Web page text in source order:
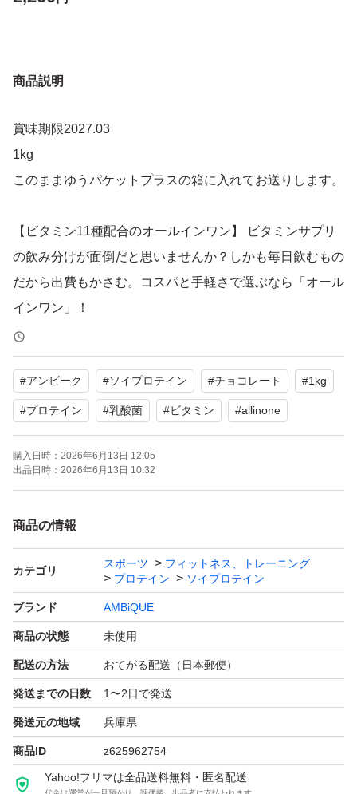
商品説明
賞味期限2027.03
1kg
このままゆうパケットプラスの箱に入れてお送りします。
【ビタミン11種配合のオールインワン】 ビタミンサプリ
の飲み分けが面倒だと思いませんか？しかも毎日飲むもの
だから出費もかさむ。コスパと手軽さで選ぶなら「オール
インワン」！
【追及された溶けやすさ】 シェイカー(別売り)の使用でよ
り溶けやすく！混ぜても泡立ちにくく滑らかな口当たり。
ダマにならないような独自配合で、最後まで”ゴクゴク”お
召し上がりいただけます。
【こんな人におすすめ】 ソイプロテイン100％使用で、程
よい筋肉で引き締まったカラダを目指す方に。
#アンビーク #ソイプロテイン #チョコレート #1kg
#プロテイン #乳酸菌 #ビタミン #allinone
購入日時： 2026年6月13日 12:05
出品日時： 2026年6月13日 10:32
商品の情報
カテゴリ
スポーツ
フィットネス、トレーニング
プロテイン
ソイプロテイン
ブランド AMBiQUE
商品の状態 未使用
配送の方法 おてがる配送（日本郵便）
発送までの日数 1〜2日で発送
発送元の地域 兵庫県
商品ID z625962754
Yahoo!フリマは全品送料無料・匿名配送